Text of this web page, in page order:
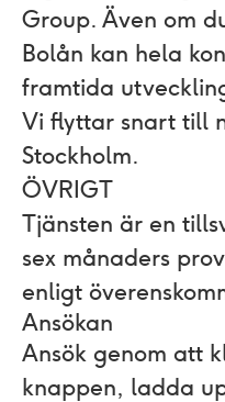
Group. Även om
Bolån kan hela
framtida
Vi flyttar snart till
Stockholm.
ÖVRIGT
Tjänsten är en
sex månaders
enligt
Ansökan
Ansök genom att
knappen, ladda